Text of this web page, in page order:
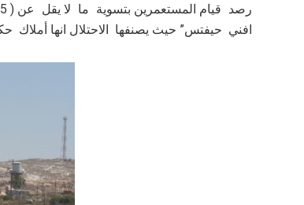
افني حيفتس” حيث يصنفها الاحتلال انها أملاك